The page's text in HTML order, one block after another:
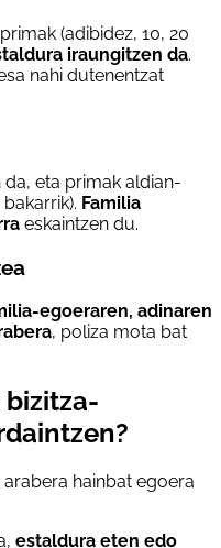
(adibidez, 10, 20
iraungitzen da.
nahi dutenentzat
eta primak aldian-
Familia
eskaintzen du.
egoeraren, adinaren
, poliza mota bat
bizitza-
hainbat egoera
estaldura eten edo